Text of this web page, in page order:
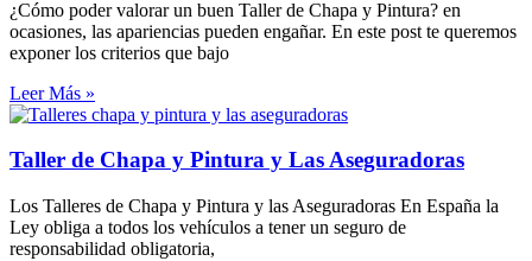
¿Cómo poder valorar un buen Taller de Chapa y Pintura? en
ocasiones, las apariencias pueden engañar. En este post te queremos
exponer los criterios que bajo
Leer Más »
Taller de Chapa y Pintura y Las Aseguradoras
Los Talleres de Chapa y Pintura y las Aseguradoras En España la
Ley obliga a todos los vehículos a tener un seguro de
responsabilidad obligatoria,